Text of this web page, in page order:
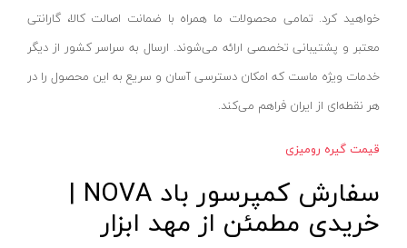
تراز لیزری
متر لیزری
تراز دستی
بادسنج
رفرنس یاب
شابلون اندازه گیری
پی جی تی
نیرو کابل زاگرس - Zagros cable power
میرا - Mira
پاکسال - PAKSAL
ایران گرولایت - Iran Growlight
گلدن گیت-GODEN-GATE
خواهید کرد. تمامی محصولات ما همراه با ضمانت اصالت کالا، گارانتی
معتبر و پشتیبانی تخصصی ارائه می‌شوند. ارسال به سراسر کشور از دیگر
خدمات ویژه ماست که امکان دسترسی آسان و سریع به این محصول را در
هر نقطه‌ای از ایران فراهم می‌کند.
قیمت گیره رومیزی
سفارش کمپرسور باد NOVA |
خریدی مطمئن از مهد ابزار